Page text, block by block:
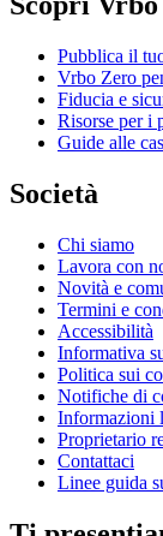
Pubblica il
Vrbo Zero
Fiducia e
Risorse per i
Guide alle
Società
Chi siamo
Lavora con
Novità e
Termini e
Accessibilità
Informativa
Politica sui
Notifiche di
Informazioni
Proprietario
Contattaci
Linee guida